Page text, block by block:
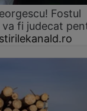
Fostul
fi judecat